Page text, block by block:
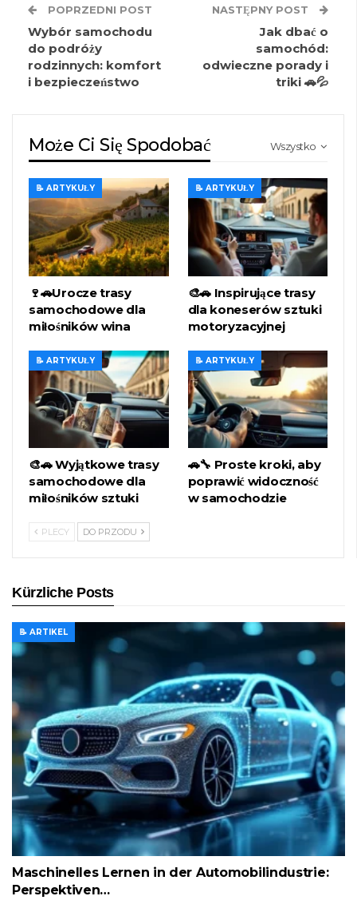
POPRZEDNI POST
Wybór samochodu
do podróży
rodzinnych: komfort
i bezpieczeństwo
NASTĘPNY POST
Jak dbać o
samochód:
odwieczne porady i
triki 🚗💦
Wszystko
Może Ci Się Spodobać
📝 ARTYKUŁY
🍷🚗Urocze trasy
samochodowe dla
miłośników wina
📝 ARTYKUŁY
🎨🚗 Inspirujące trasy
dla koneserów sztuki
motoryzacyjnej
📝 ARTYKUŁY
🎨🚗 Wyjątkowe trasy
samochodowe dla
miłośników sztuki
📝 ARTYKUŁY
🚗🔧 Proste kroki, aby
poprawić widoczność
w samochodzie
PLECY DO PRZODU
Kürzliche Posts
📝 ARTIKEL
Maschinelles Lernen in der Automobilindustrie:
Perspektiven…